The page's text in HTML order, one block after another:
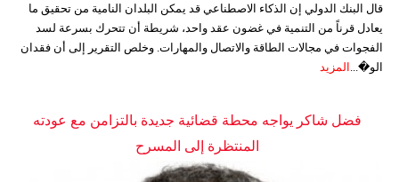
قال البنك الدولي إن الذكاء الاصطناعي قد يمكن البلدان النامية من تحقيق ما
يعادل قرناً من التنمية في غضون عقد واحد، شريطة أن تتحرك بسرعة لسد
الفجوات في مجالات الطاقة والاتصال والمهارات. وخلص التقرير إلى أن فقدان
الو�... المزيد
فضل شاكر يواجه محطة قضائية جديدة بالتزامن مع عودته
المنتظرة إلى المسرح